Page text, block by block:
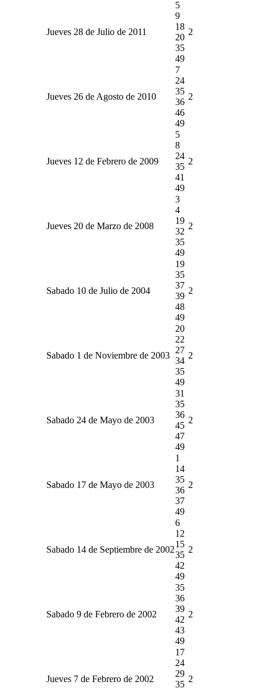
Jueves 28 de Julio de 2011
5
9
18
20
35
49
2
Jueves 26 de Agosto de 2010
7
24
35
36
46
49
2
Jueves 12 de Febrero de 2009
5
8
24
35
41
49
2
Jueves 20 de Marzo de 2008
3
4
19
32
35
49
2
Sabado 10 de Julio de 2004
19
35
37
39
48
49
2
Sabado 1 de Noviembre de 2003
20
22
27
34
35
49
2
Sabado 24 de Mayo de 2003
31
35
36
45
47
49
2
Sabado 17 de Mayo de 2003
1
14
35
36
37
49
2
Sabado 14 de Septiembre de 2002
6
12
15
35
42
49
2
Sabado 9 de Febrero de 2002
35
36
39
42
43
49
2
Jueves 7 de Febrero de 2002
17
24
29
35
2